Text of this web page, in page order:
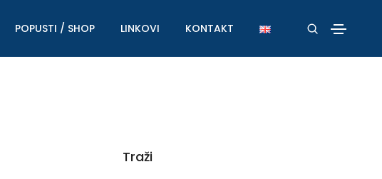
POPUSTI / SHOP LINKOVI KONTAKT
Traži